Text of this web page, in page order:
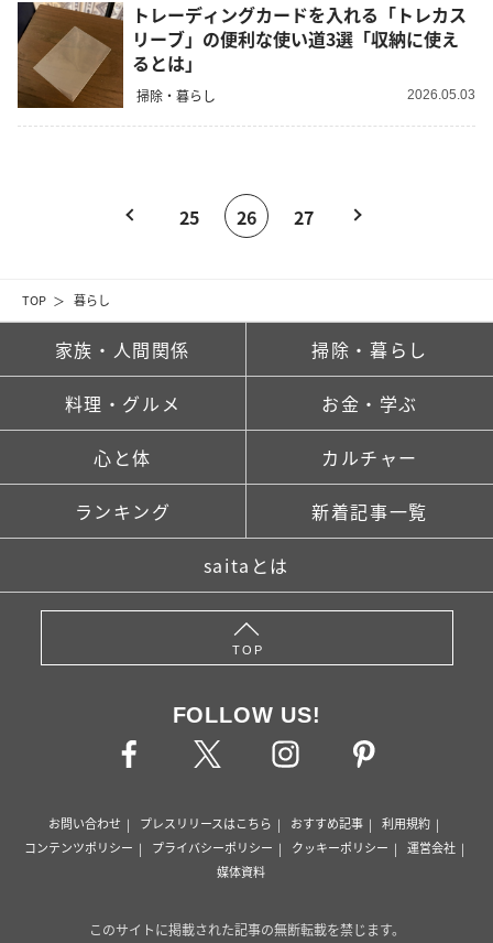
TOP 暮らし
トレーディングカードを入れる「トレカス
リーブ」の便利な使い道3選「収納に使え
るとは」
掃除・暮らし 2026.05.03
25 26 27
家族・人間関係 掃除・暮らし
料理・グルメ お金・学ぶ
心と体 カルチャー
ランキング 新着記事一覧
saitaとは
TOP
FOLLOW US!
お問い合わせ プレスリリースはこちら おすすめ記事
利用規約
コンテンツポリシー
プライバシーポリシー クッキーポリシー
運営会社
媒体資料
このサイトに掲載された記事の無断転載を禁じます。